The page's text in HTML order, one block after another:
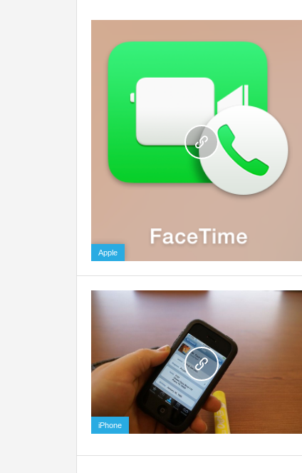
Apple
0
iPhone
0